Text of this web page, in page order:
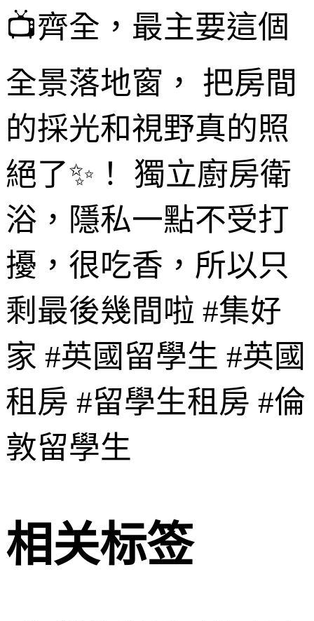
📺齊全，最主要這個
全景落地窗， 把房間
的採光和視野真的照
絕了✨️！ 獨立廚房衛
浴，隱私一點不受打
擾，很吃香，所以只
剩最後幾間啦 #集好
家 #英國留學生 #英國
租房 #留學生租房 #倫
敦留學生
相关标签